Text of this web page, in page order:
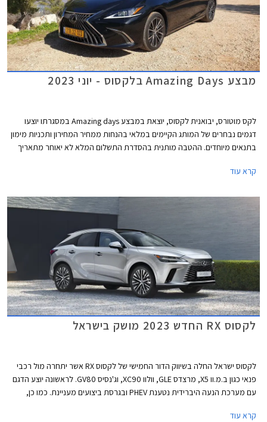
מבצע Amazing Days בלקסוס - יוני 2023
לקס מוטורס, יבואנית לקסוס, יוצאת במבצע Amazing days במסגרתו יוצעו
דגמים נבחרים של המותג הקיימים במלאי בהנחות ממחיר המחירון ותכניות מימון
בתנאים מיוחדים. ההטבה מותנית בהסדרת התשלום המלא לא יאוחר מתאריך
14-16 ביוני או עד גמר המלאי.
קרא עוד
לקסוס RX החדש 2023 מושק בישראל
לקסוס ישראל החלה בשיווק הדור החמישי של לקסוס RX אשר יתחרה מול רכבי
פנאי כגון ב.מ.וו X5, מרצדס GLE, וולוו XC90, וג'נסיס GV80. לראשונה יוצע הדגם
עם מערכת הנעה היברידית נטענת PHEV ובגרסת ביצועים מעניינת. כמו כן,
קרא עוד